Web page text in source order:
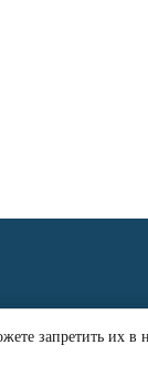
расхода газа
запретить их в